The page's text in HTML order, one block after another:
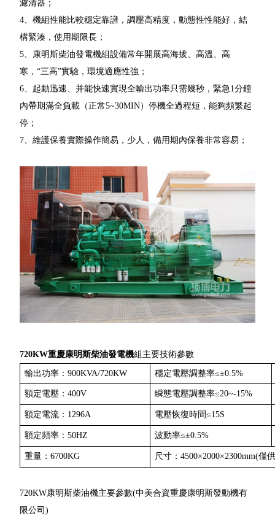
濾清器；
4、機組性能比較穩定靠譜，調壓高精度，動態性性能好，結
構緊湊，使用期限長；
5、康明斯柴油發電機組設備常年開展高海拔、高溫、高
寒，“三高”實驗，環境適應性強；
6、起動迅速、并能快速實現全輸出功率只需幾秒，緊急1分鐘
內帶期滿全負載（正常5~30MIN）停機全過程短，能夠頻繁起
停；
7、維護保養實際操作簡易，少人，備用期內保養非常容易；
720KW重慶康明斯柴油發電機組主要技術參數
輸出功率：900KVA/720KW 穩定電壓調整率≤±0.5%
額定電壓：400V 瞬態電壓調整率≤20~-15%
額定電流：1296A 電壓恢復時間≤15S
額定頻率：50HZ 波動率≤±0.5%
重量：6700KG 尺寸：4500×2000×2300mm(僅
720KW康明斯柴油機主要參數(中美合資重慶康明斯發動機有
限公司)